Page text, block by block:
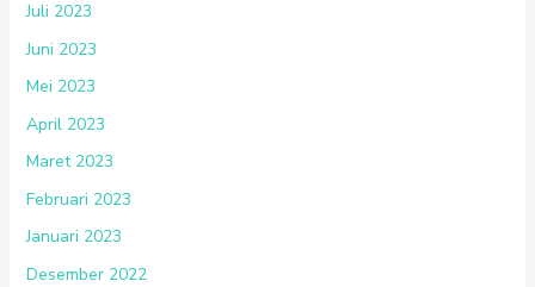
Juli 2023
Juni 2023
Mei 2023
April 2023
Maret 2023
Februari 2023
Januari 2023
Desember 2022